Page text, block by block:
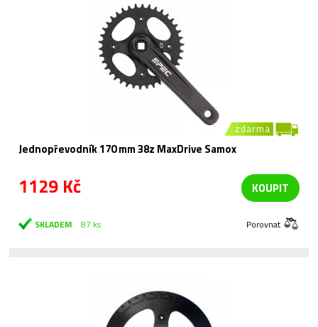
zdarma
Jednopřevodník 170 mm 38z MaxDrive Samox
1129 Kč KOUPIT
SKLADEM 87 ks Porovnat